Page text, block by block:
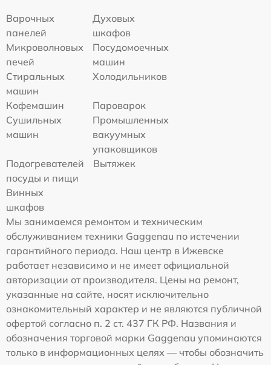
Варочных
панелей
Духовых
шкафов
Микроволновых
печей
Посудомоечных
машин
Стиральных
машин
Холодильников
Кофемашин
Пароварок
Сушильных
машин
Промышленных
вакуумных
упаковщиков
Подогревателей
посуды и пищи
Вытяжек
Винных
шкафов
Мы занимаемся ремонтом и техническим
обслуживанием техники Gaggenau по истечении
гарантийного периода. Наш центр в Ижевске
работает независимо и не имеет официальной
авторизации от производителя. Цены на ремонт,
указанные на сайте, носят исключительно
ознакомительный характер и не являются публичной
офертой согласно п. 2 ст. 437 ГК РФ. Названия и
обозначения торговой марки Gaggenau упоминаются
только в информационных целях — чтобы обозначить